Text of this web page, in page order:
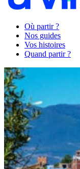
Où partir ?
Nos guides
Vos histoires
Quand partir ?